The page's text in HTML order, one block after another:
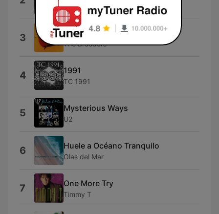
Soul Asylum
3 Cannonball
The Breeders
4 1991
TC 1991
5 Mysterious Ways
U2
6 Huele a Océano Tranquilo
Olas del Mar
7 One More Try
Timmy T